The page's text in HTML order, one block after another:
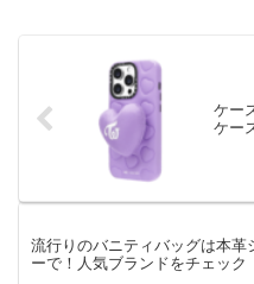
ケー
ケー
流行りのバニティバッグは本革
ーで！人気ブランドをチェック